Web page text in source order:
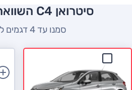
סיטרואן C4 השוואה למתחרים
סמנו עד 4 דגמים להשוואה